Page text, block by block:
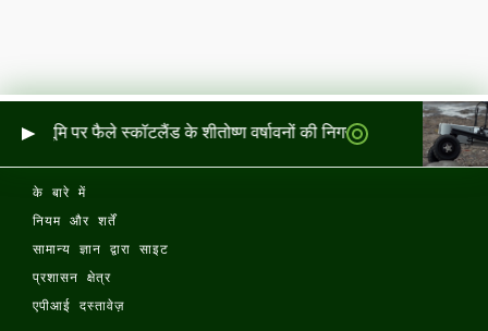
और भूमि पर फैले स्कॉटलैंड के शीतोष्ण वर्षावनों की निगरानी
के बारे में
नियम और शर्तें
सामान्य ज्ञान द्वारा साइट
प्रशासन क्षेत्र
एपीआई दस्तावेज़